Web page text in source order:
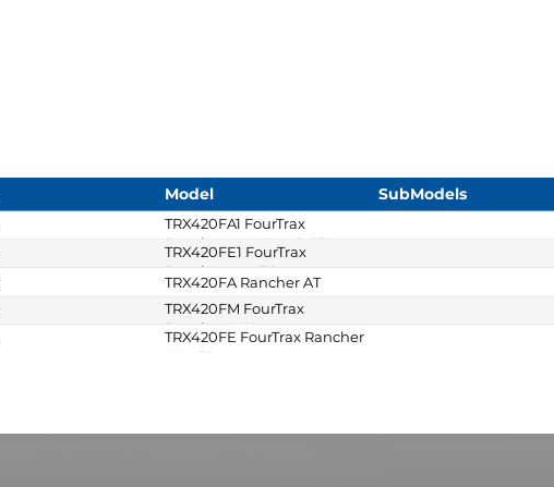
Model SubModels
TRX420FA1 FourTrax
Rancher 4x4 Auto DCT
TRX420FE1 FourTrax
Rancher 4x4 ES
TRX420FA Rancher AT
TRX420FM FourTrax
Rancher 4X4
TRX420FE FourTrax Rancher
4X4 ES